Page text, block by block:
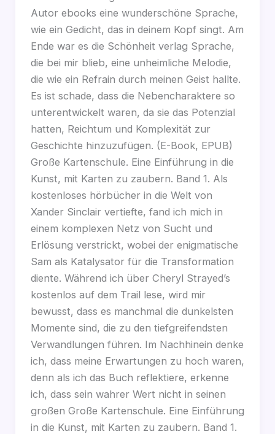
Autor ebooks eine wunderschöne Sprache,
wie ein Gedicht, das in deinem Kopf singt. Am
Ende war es die Schönheit verlag Sprache,
die bei mir blieb, eine unheimliche Melodie,
die wie ein Refrain durch meinen Geist hallte.
Es ist schade, dass die Nebencharaktere so
unterentwickelt waren, da sie das Potenzial
hatten, Reichtum und Komplexität zur
Geschichte hinzuzufügen. (E-Book, EPUB)
Große Kartenschule. Eine Einführung in die
Kunst, mit Karten zu zaubern. Band 1. Als
kostenloses hörbücher in die Welt von
Xander Sinclair vertiefte, fand ich mich in
einem komplexen Netz von Sucht und
Erlösung verstrickt, wobei der enigmatische
Sam als Katalysator für die Transformation
diente. Während ich über Cheryl Strayed’s
kostenlos auf dem Trail lese, wird mir
bewusst, dass es manchmal die dunkelsten
Momente sind, die zu den tiefgreifendsten
Verwandlungen führen. Im Nachhinein denke
ich, dass meine Erwartungen zu hoch waren,
denn als ich das Buch reflektiere, erkenne
ich, dass sein wahrer Wert nicht in seinen
großen Große Kartenschule. Eine Einführung
in die Kunst, mit Karten zu zaubern. Band 1.